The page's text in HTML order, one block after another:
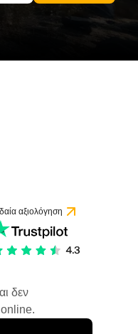
αξιολόγηση
δεν
online.